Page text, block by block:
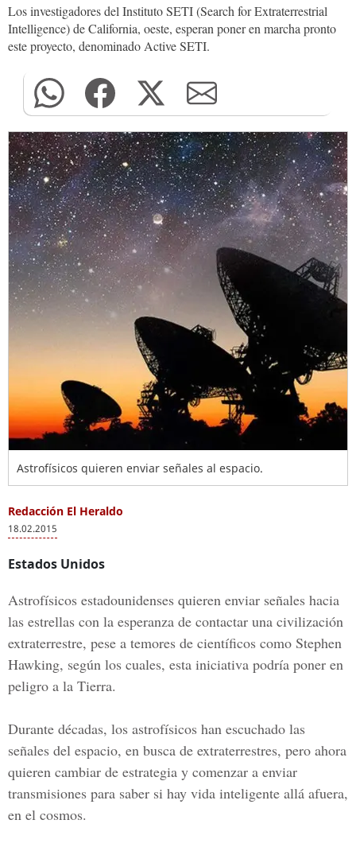
Los investigadores del Instituto SETI (Search for Extraterrestrial
Intelligence) de California, oeste, esperan poner en marcha pronto
este proyecto, denominado Active SETI.
Astrofísicos quieren enviar señales al espacio.
Redacción El Heraldo
18.02.2015
Estados Unidos
Astrofísicos estadounidenses quieren enviar señales hacia
las estrellas con la esperanza de contactar una civilización
extraterrestre, pese a temores de científicos como Stephen
Hawking, según los cuales, esta iniciativa podría poner en
peligro a la Tierra.
Durante décadas, los astrofísicos han escuchado las
señales del espacio, en busca de extraterrestres, pero ahora
quieren cambiar de estrategia y comenzar a enviar
transmisiones para saber si hay vida inteligente allá afuera,
en el cosmos.